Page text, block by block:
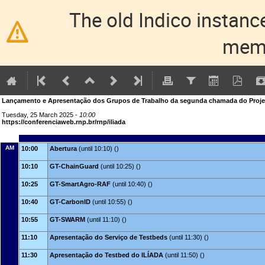
The old Indico
Lançamento e Apresentação dos Grupos de Trabalho da segunda chamada do
Tuesday, 25 March 2025 - 10:00
https://conferenciaweb.rnp.br/rnp/iliada
AM 10:00 Abertura(until 10:10) ()
10:10 GT-ChainGuard (until 10:25) ()
10:25 GT-SmartAgro-RAF (until 10:40) ()
10:40 GT-CarbonID (until 10:55) ()
10:55 GT-SWARM (until 11:10) ()
11:10 Apresentação do Serviço de Testbeds (until 11:30) ()
11:30 Apresentação do Testbed do ILÍADA (until 11:50) ()